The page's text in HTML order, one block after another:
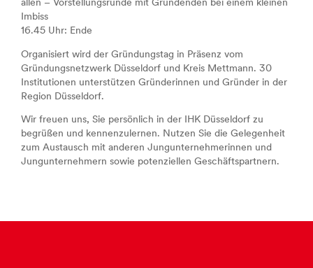
allen – Vorstellungsrunde mit Gründenden bei einem kleinen
Imbiss
16.45 Uhr: Ende
Organisiert wird der Gründungstag in Präsenz vom
Gründungsnetzwerk Düsseldorf und Kreis Mettmann. 30
Institutionen unterstützen Gründerinnen und Gründer in der
Region Düsseldorf.
Wir freuen uns, Sie persönlich in der IHK Düsseldorf zu
begrüßen und kennenzulernen. Nutzen Sie die Gelegenheit
zum Austausch mit anderen Jungunternehmerinnen und
Jungunternehmern sowie potenziellen Geschäftspartnern.